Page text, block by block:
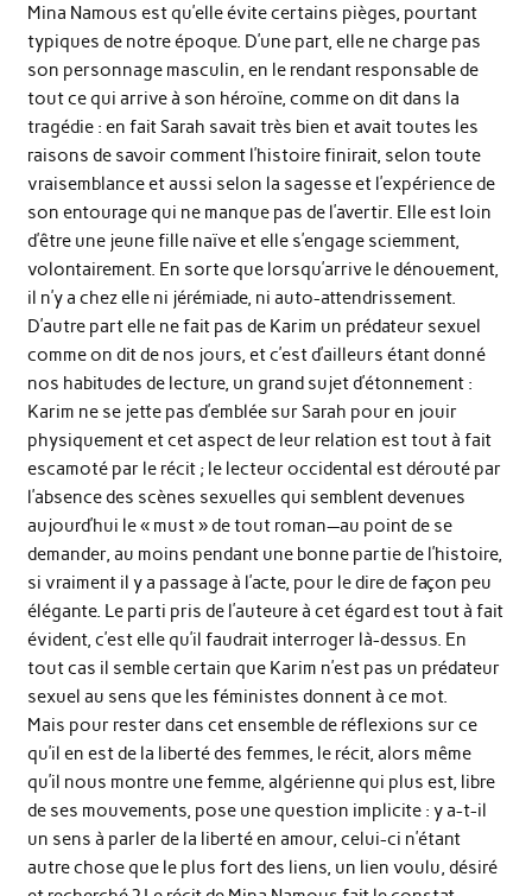
Mina Namous est qu’elle évite certains pièges, pourtant
typiques de notre époque. D’une part, elle ne charge pas
son personnage masculin, en le rendant responsable de
tout ce qui arrive à son héroïne, comme on dit dans la
tragédie : en fait Sarah savait très bien et avait toutes les
raisons de savoir comment l’histoire finirait, selon toute
vraisemblance et aussi selon la sagesse et l’expérience de
son entourage qui ne manque pas de l’avertir. Elle est loin
d’être une jeune fille naïve et elle s’engage sciemment,
volontairement. En sorte que lorsqu’arrive le dénouement,
il n’y a chez elle ni jérémiade, ni auto-attendrissement.
D’autre part elle ne fait pas de Karim un prédateur sexuel
comme on dit de nos jours, et c’est d’ailleurs étant donné
nos habitudes de lecture, un grand sujet d’étonnement :
Karim ne se jette pas d’emblée sur Sarah pour en jouir
physiquement et cet aspect de leur relation est tout à fait
escamoté par le récit ; le lecteur occidental est dérouté par
l’absence des scènes sexuelles qui semblent devenues
aujourd’hui le « must » de tout roman—au point de se
demander, au moins pendant une bonne partie de l’histoire,
si vraiment il y a passage à l’acte, pour le dire de façon peu
élégante. Le parti pris de l’auteure à cet égard est tout à fait
évident, c’est elle qu’il faudrait interroger là-dessus. En
tout cas il semble certain que Karim n’est pas un prédateur
sexuel au sens que les féministes donnent à ce mot.
Mais pour rester dans cet ensemble de réflexions sur ce
qu’il en est de la liberté des femmes, le récit, alors même
qu’il nous montre une femme, algérienne qui plus est, libre
de ses mouvements, pose une question implicite : y a-t-il
un sens à parler de la liberté en amour, celui-ci n’étant
autre chose que le plus fort des liens, un lien voulu, désiré